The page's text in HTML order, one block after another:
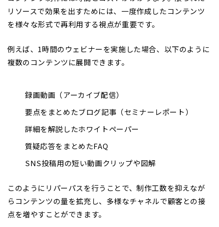
リソースで効果を出すためには、一度作成したコンテンツ
を様々な形式で再利用する視点が重要です。
例えば、1時間のウェビナーを実施した場合、以下のように
複数のコンテンツに展開できます。
録画動画（アーカイブ配信）
要点をまとめたブログ記事（セミナーレポート）
詳細を解説したホワイトペーパー
質疑応答をまとめたFAQ
SNS投稿用の短い動画クリップや図解
このようにリパーパスを行うことで、制作工数を抑えなが
らコンテンツの量を拡充し、多様なチャネルで顧客との接
点を増やすことができます。